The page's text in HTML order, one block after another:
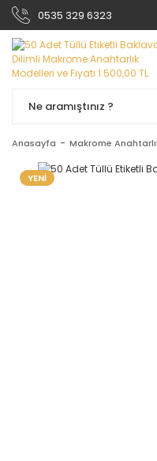
0535 329 6323
Anasayfa Makrome
YENİ